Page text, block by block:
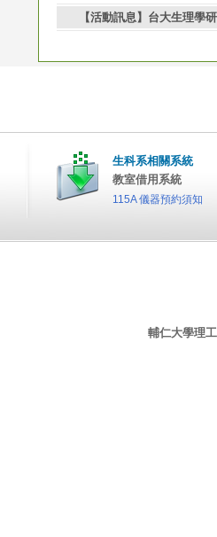
【活動訊息】台大生理學
生科系相關系統
教室借用系統
115A 儀器預約須知
輔仁大學理